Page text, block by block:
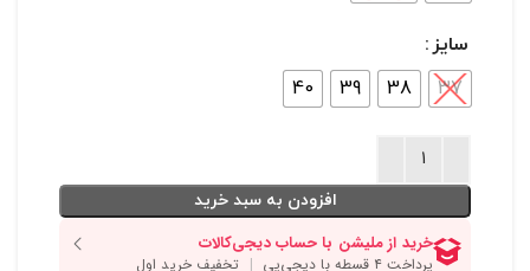
سایز
37
38
39
40
افزودن به سبد خرید